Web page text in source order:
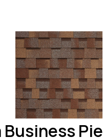
Business